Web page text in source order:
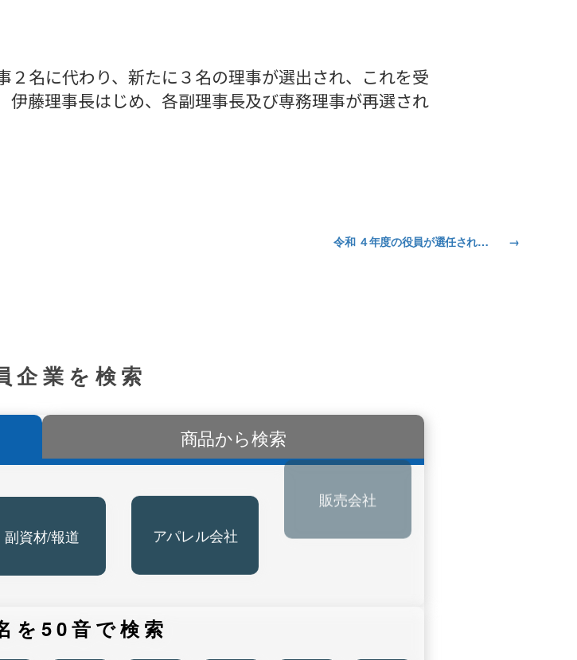
名に代わり、新たに３名の理事が選出され、これを受
藤理事長はじめ、各副理事長及び専務理事が再選され
→
令和 ４年度の役員が選任されました。
企業を検索
副資材/報道 アパレル会社 販売会社
商品から検索
を50音で検索